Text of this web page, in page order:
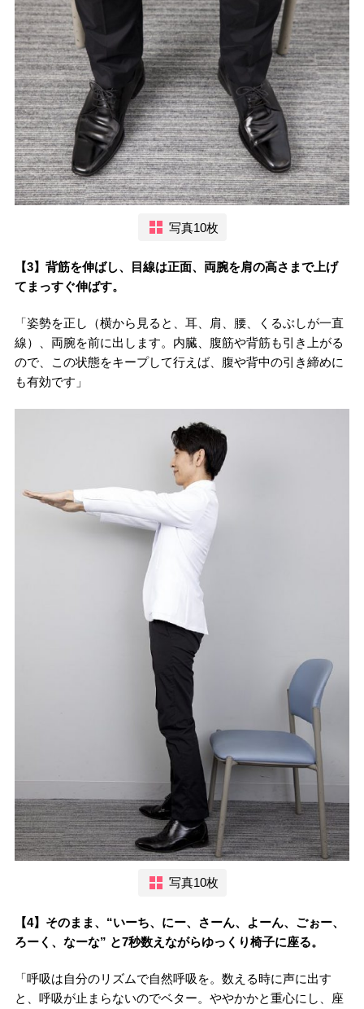
写真10枚
【3】背筋を伸ばし、目線は正面、両腕を肩の高さまで上げ
てまっすぐ伸ばす。
「姿勢を正し（横から見ると、耳、肩、腰、くるぶしが一直
線）、両腕を前に出します。内臓、腹筋や背筋も引き上がる
ので、この状態をキープして行えば、腹や背中の引き締めに
も有効です」
写真10枚
【4】そのまま、“いーち、にー、さーん、よーん、ごぉー、
ろーく、なーな” と7秒数えながらゆっくり椅子に座る。
「呼吸は自分のリズムで自然呼吸を。数える時に声に出す
と、呼吸が止まらないのでベター。ややかかと重心にし、座